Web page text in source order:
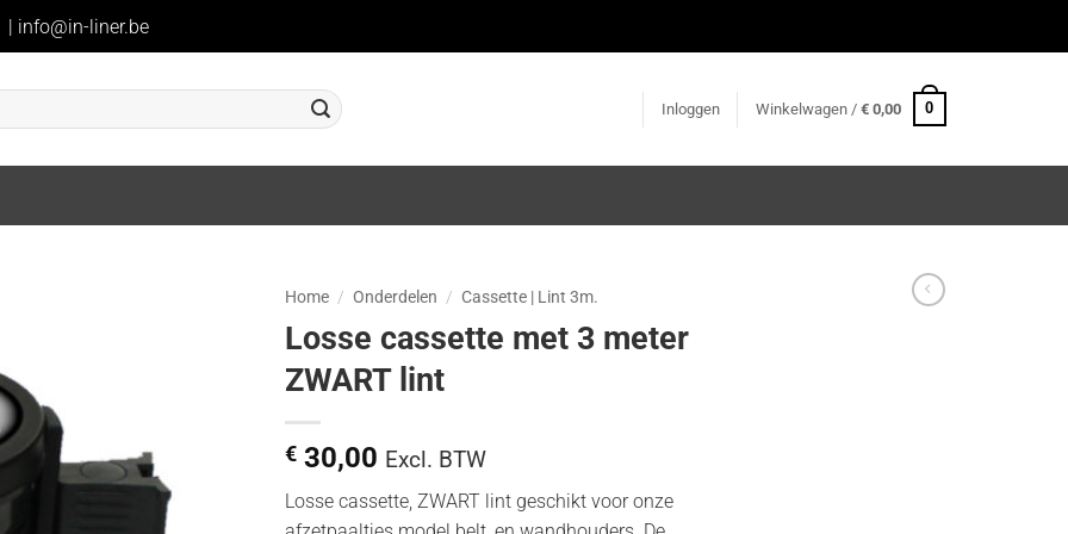
| info@in-liner.be
Inloggen Winkelwagen / €0,00 0
Home / Onderdelen / Cassette | Lint 3m.
Losse cassette met 3 meter
ZWART lint
€ 30,00 Excl. BTW
Losse cassette, ZWART lint geschikt voor onze